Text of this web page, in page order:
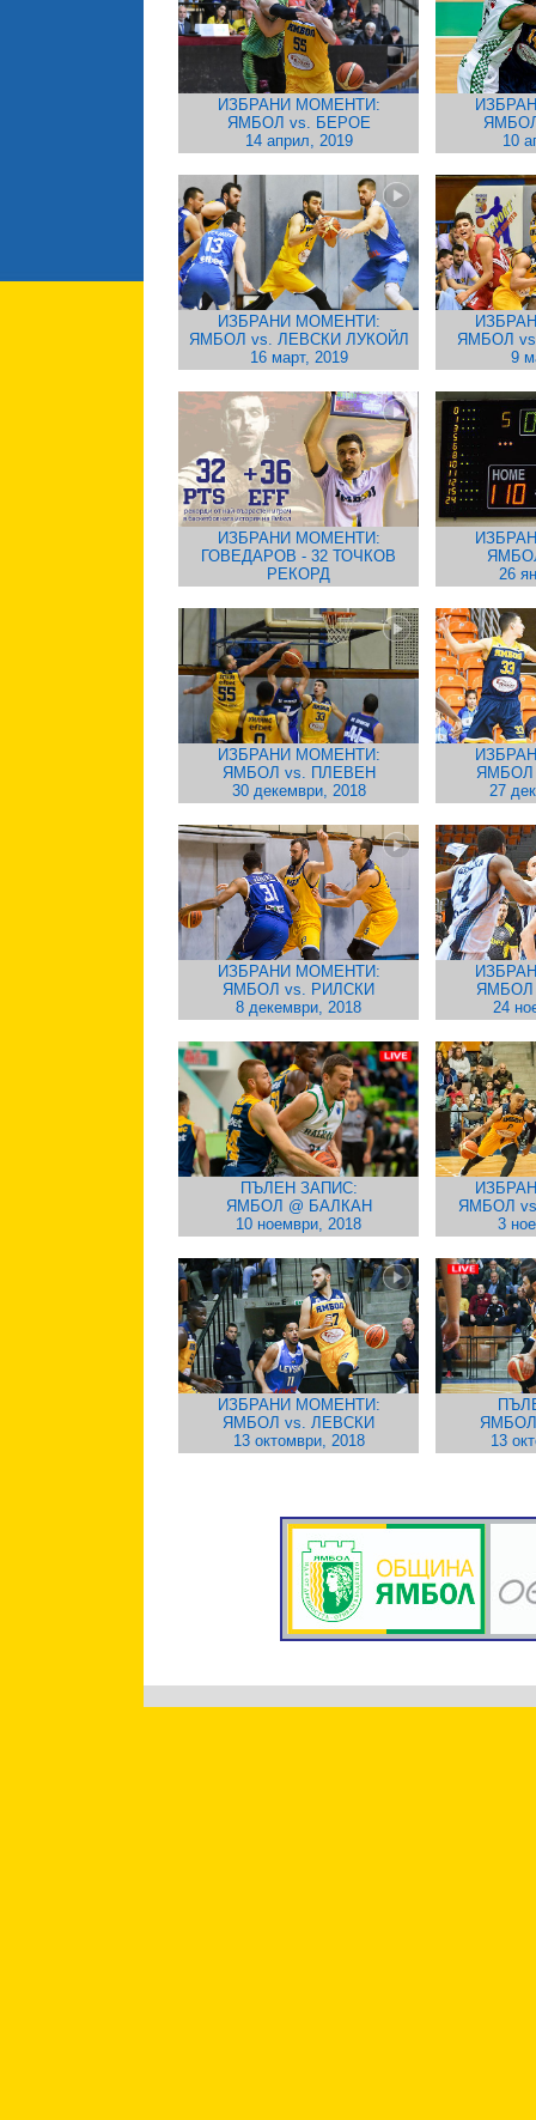
ИЗБРАНИ МОМЕНТИ:
ЯМБОЛ vs. БЕРОЕ
14 април, 2019
10
ИЗБРАНИ МОМЕНТИ:
ЯМБОЛ vs. ЛЕВСКИ ЛУКОЙЛ
16 март, 2019
ЯМБОЛ
9
ИЗБРАНИ МОМЕНТИ:
ГОВЕДАРОВ - 32 ТОЧКОВ
РЕКОРД
26
ИЗБРАНИ МОМЕНТИ:
ЯМБОЛ vs. ПЛЕВЕН
30 декември, 2018
ЯМБОЛ
27
ИЗБРАНИ МОМЕНТИ:
ЯМБОЛ vs. РИЛСКИ
8 декември, 2018
ЯМБОЛ
24
ПЪЛЕН ЗАПИС:
ЯМБОЛ @ БАЛКАН
10 ноември, 2018
ЯМБОЛ
3
ИЗБРАНИ МОМЕНТИ:
ЯМБОЛ vs. ЛЕВСКИ
13 октомври, 2018
13